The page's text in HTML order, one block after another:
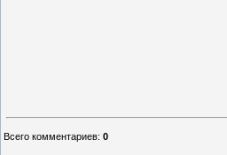
Всего комментариев: 0